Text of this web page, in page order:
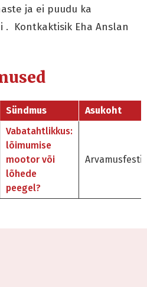
ja ei puudu ka
. Kontkaktisik Eha Anslan
Sündmus Asukoht
Vabatahtlikkus:
lõimumise
mootor või
lõhede
peegel?